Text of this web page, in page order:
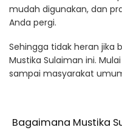
mudah digunakan, dan
Anda pergi.
Sehingga tidak heran jika
Mustika Sulaiman ini.
sampai masyarakat
Bagaimana Mustika